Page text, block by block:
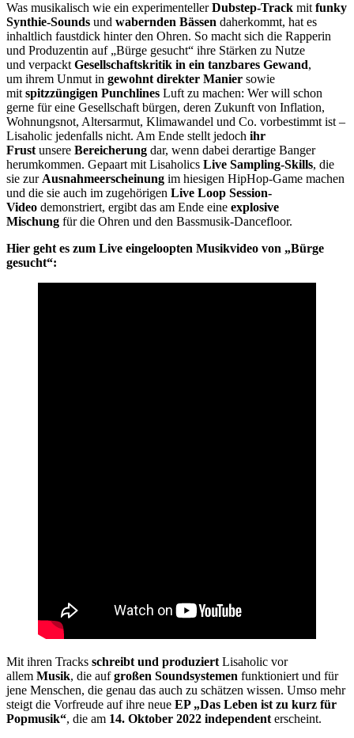
Was musikalisch wie ein experimentellerDubstep-Track mitfunky
Synthie-Sounds und wabernden Bässen daherkommt, hat es
inhaltlich faustdick hinter den Ohren. So macht sich die Rapperin
und Produzentin auf „Bürge gesucht“ ihre Stärken zu Nutze
und verpacktGesellschaftskritik in ein tanzbares Gewand,
um ihrem Unmut in gewohnt direkter Manier sowie
mitspitzzüngigen Punchlines Luft zu machen: Wer will schon
gerne für eine Gesellschaft bürgen, deren Zukunft von Inflation,
Wohnungsnot, Altersarmut, Klimawandel und Co. vorbestimmt ist –
Lisaholic jedenfalls nicht. Am Ende stellt jedoch ihr
Frustunsere Bereicherung dar, wenn dabei derartige Banger
herumkommen. Gepaart mit Lisaholics Live Sampling-Skills, die
sie zurAusnahmeerscheinung im hiesigen HipHop-Game machen
und die sie auch im zugehörigen Live Loop Session-
Video demonstriert, ergibt das am Ende eine explosive
Mischung für die Ohren und den Bassmusik-Dancefloor.
Hier geht es zum Live eingeloopten Musikvideo von „Bürge
gesucht“:
Mit ihren Tracks schreibt und produziertLisaholic vor
allem Musik, die aufgroßen Soundsystemen funktioniert und für
jene Menschen, die genau das auch zu schätzen wissen. Umso mehr
steigt die Vorfreude auf ihre neue EP „Das Leben ist zu kurz für
Popmusik“, die am 14. Oktober 2022 independenterscheint.